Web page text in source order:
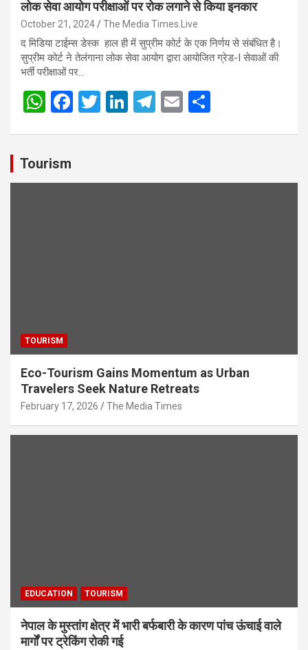
लोक सेवा आयोग परीक्षाओं पर रोक लगाने से किया इनकार
October 21, 2024 The Media Times.Live
द मिडिया टाईम्स डेस्क हाल ही में सुप्रीम कोर्ट के एक निर्णय से संबंधित है।
सुप्रीम कोर्ट ने तेलंगाना लोक सेवा आयोग द्वारा आयोजित ग्रेड-I सेवाओं की
भर्ती परीक्षाओं पर…
W
s
A
F
o
T
Li
n
T
a
E
Tourism
TOURISM
Eco-Tourism Gains Momentum as Urban
Travelers Seek Nature Retreats
February 17, 2026 The Media Times
EDUCATION TOURISM
नेपाल के मुस्तांग क्षेत्र में भारी बर्फबारी के कारण पांच ऊंचाई वाले
मार्गों पर ट्रेकिंग रोकी गई